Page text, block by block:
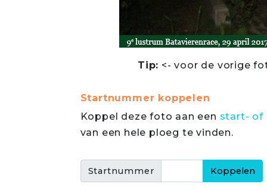
Tip: <- voor de vorige
Startnummer koppelen
Koppel deze foto aan een start- of
van een hele ploeg te vinden.
Startnummer